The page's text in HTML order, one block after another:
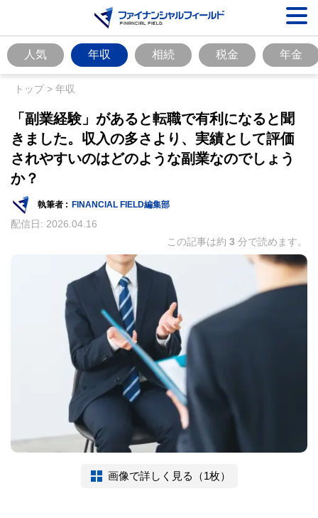
人気 年収 相続 税金 年金
トップ> 年収
「副業経験」があると転職で有利になると聞
きました。収入の多さより、実績として評価
されやすいのはどのような副業なのでしょう
か？
執筆者 : FINANCIAL FIELD編集部
配信日: 2026.04.16
この記事は約 3 分で読めます。
画像で詳しく見る（1枚）